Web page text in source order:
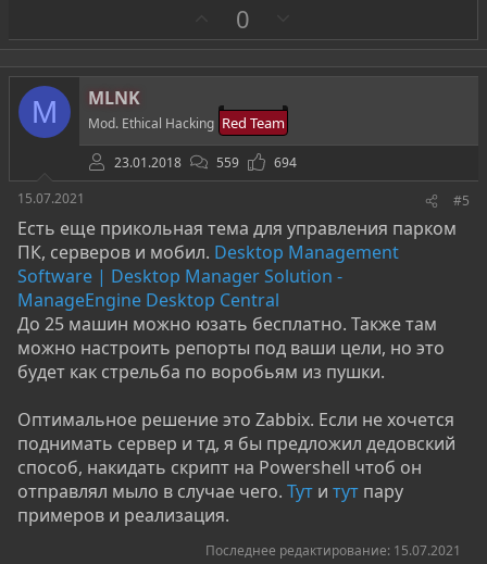
а
0
р
о
M MLNK
Mod. Ethical Hacking Red Team
23.01.2018 559
694
15.07.2021
#5
Есть еще прикольная тема для управления парком
ПК, серверов и мобил. Desktop Management
Software | Desktop Manager Solution -
ManageEngine Desktop Central
До 25 машин можно юзать бесплатно. Также там
можно настроить репорты под ваши цели, но это
будет как стрельба по воробьям из пушки.
Оптимальное решение это Zabbix. Если не хочется
поднимать сервер и тд, я бы предложил дедовский
способ, накидать скрипт на Powershell чтоб он
отправлял мыло в случае чего. Тут и тут пару
примеров и реализация.
Последнее редактирование: 15.07.2021